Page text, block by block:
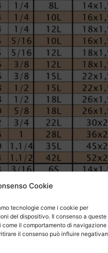
Cookie
tecnologie come i cookie per
del dispositivo. Il consenso a queste
il comportamento di navigazione
il consenso può influire